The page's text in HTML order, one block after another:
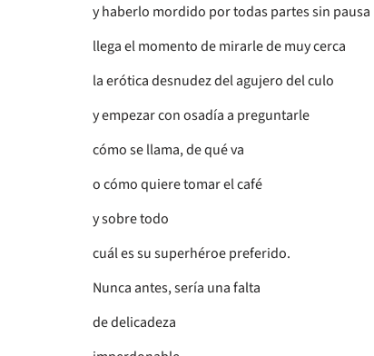
y haberlo mordido por todas partes sin pausa
llega el momento de mirarle de muy cerca
la erótica desnudez del agujero del culo
y empezar con osadía a preguntarle
cómo se llama, de qué va
o cómo quiere tomar el café
y sobre todo
cuál es su superhéroe preferido.
Nunca antes, sería una falta
de delicadeza